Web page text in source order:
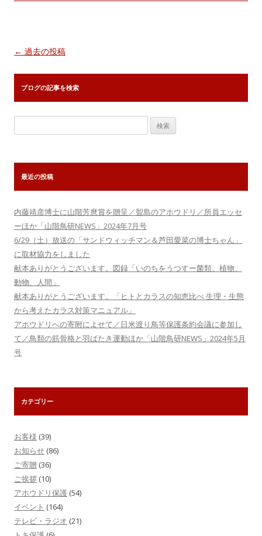
投
ナ
ビ
ゲ
ー
ョ
ン
← 過去の投稿
ブログの記事を検索
索:
最近の投稿
内藤靖彦博士に山階芳麿賞を贈呈／聟島のアホウドリ／所員エッセ
ーほか「山階鳥研NEWS」2024年7月号
6/29（土）放送の「サンドウィッチマン＆芦田愛菜の博士ちゃん」
に取材協力をしました
献本ありがとうございます。図録「いのちをうつすー菌類、植物、
動物、人間」
献本ありがとうございます。「ヒトとカラスの知恵比べ 生理・生態
から考えたカラス対策マニュアル」
アホウドリへの寄附によせて／日米渡り鳥等保護条約会議に参加し
て／鳥類の筋骨格と羽ばたき運動ほか「山階鳥研NEWS」2024年5月
号
カテゴリー
お客様 (39)
お知らせ (86)
ご寄贈 (36)
ご挨拶 (10)
アホウドリ保護 (54)
イベント (164)
テレビ・ラジオ (21)